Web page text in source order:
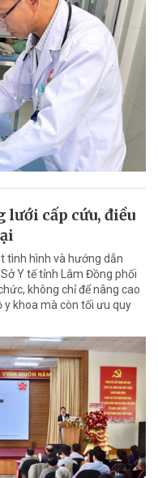
cấp cứu, điều
tình hình và hướng dẫn
Y tế tỉnh Lâm Đồng phối
không chỉ để nâng cao
y khoa mà còn tối ưu quy